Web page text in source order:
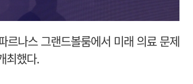
르나스 그랜드볼룸에서 미래 의료 문제
최했다.